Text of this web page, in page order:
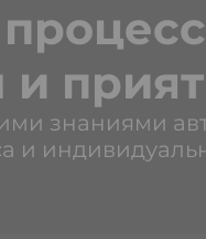
и
знаниями
и